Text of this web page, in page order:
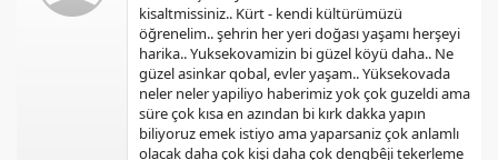
kisaltmissiniz.. Kürt - kendi kültürümüzü
öğrenelim.. şehrin her yeri doğası yaşamı herşeyi
harika.. Yuksekovamizin bi güzel köyü daha.. Ne
güzel asinkar qobal, evler yaşam.. Yüksekovada
neler neler yapiliyo haberimiz yok çok guzeldi ama
süre çok kısa en azından bi kırk dakka yapın
biliyoruz emek istiyo ama yaparsaniz çok anlamlı
olacak daha çok kişi daha çok dengbêji tekerleme